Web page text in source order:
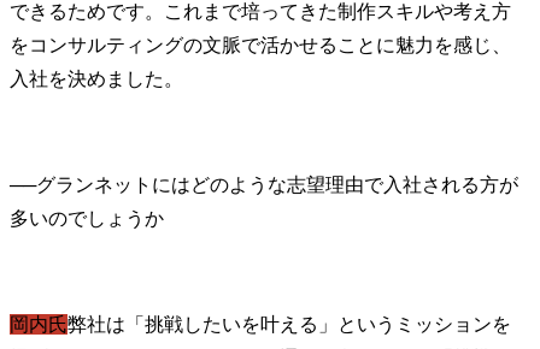
できるためです。これまで培ってきた制作スキルや考え方
をコンサルティングの文脈で活かせることに魅力を感じ、
入社を決めました。
──グランネットにはどのような志望理由で入社される方が
岡内氏弊社は「挑戦したいを叶える」というミッションを